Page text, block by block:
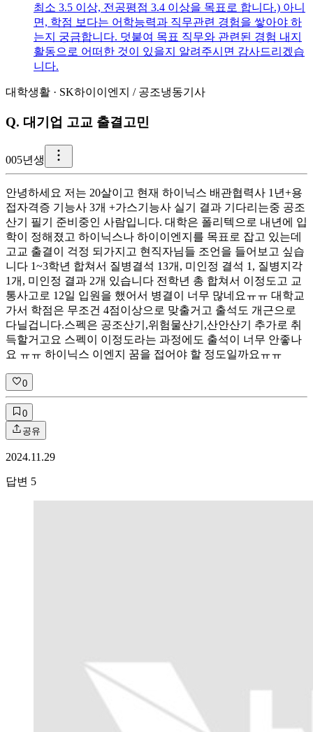
최소 3.5 이상, 전공평점 3.4 이상을 목표로 합니다.) 아니
면, 학점 보다는 어학능력과 직무관련 경험을 쌓아야 하
는지 궁금합니다. 덧붙여 목표 직무와 관련된 경험 내지
활동으로 어떠한 것이 있을지 알려주시면 감사드리겠습
니다.
대학생활 · SK하이이엔지 / 공조냉동기사
Q. 대기업 고교 출결고민
005년생
안녕하세요 저는 20살이고 현재 하이닉스 배관협력사 1년+용
접자격증 기능사 3개 +가스기능사 실기 결과 기다리는중 공조
산기 필기 준비중인 사람입니다. 대학은 폴리텍으로 내년에 입
학이 정해졌고 하이닉스나 하이이엔지를 목표로 잡고 있는데
고교 출결이 걱정 되가지고 현직자님들 조언을 들어보고 싶습
니다 1~3학년 합쳐서 질병결석 13개, 미인정 결석 1, 질병지각
1개, 미인정 결과 2개 있습니다 전학년 총 합쳐서 이정도고 교
통사고로 12일 입원을 했어서 병결이 너무 많네요ㅠㅠ 대학교
가서 학점은 무조건 4점이상으로 맞출거고 출석도 개근으로
다닐겁니다.스펙은 공조산기,위험물산기,산안산기 추가로 취
득할거고요 스펙이 이정도라는 과정에도 출석이 너무 안좋나
요 ㅠㅠ 하이닉스 이엔지 꿈을 접어야 할 정도일까요ㅠㅠ
0
0
공유
2024.11.29
답변 5